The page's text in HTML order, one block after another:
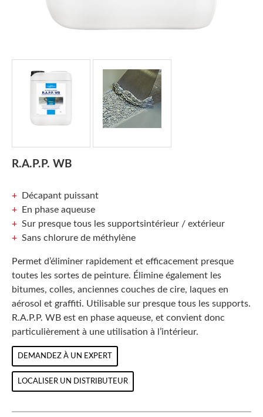
R.A.P.P. WB
Décapant puissant
En phase aqueuse
Sur presque tous les supportsintérieur / extérieur
Sans chlorure de méthylène
Permet d’éliminer rapidement et efficacement presque
toutes les sortes de peinture. Élimine également les
bitumes, colles, anciennes couches de cire, laques en
aérosol et graffiti. Utilisable sur presque tous les supports.
R.A.P.P. WB est en phase aqueuse, et convient donc
particulièrement à une utilisation à l’intérieur.
DEMANDEZ À UN EXPERT
LOCALISER UN DISTRIBUTEUR